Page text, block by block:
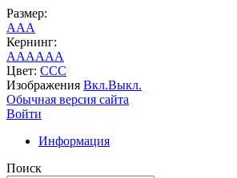
Размер:
AAA
Кернинг:
AAAAAA
Цвет: CCC
Изображения Вкл.Выкл.
Обычная версия сайта
Войти
Информация
Поиск